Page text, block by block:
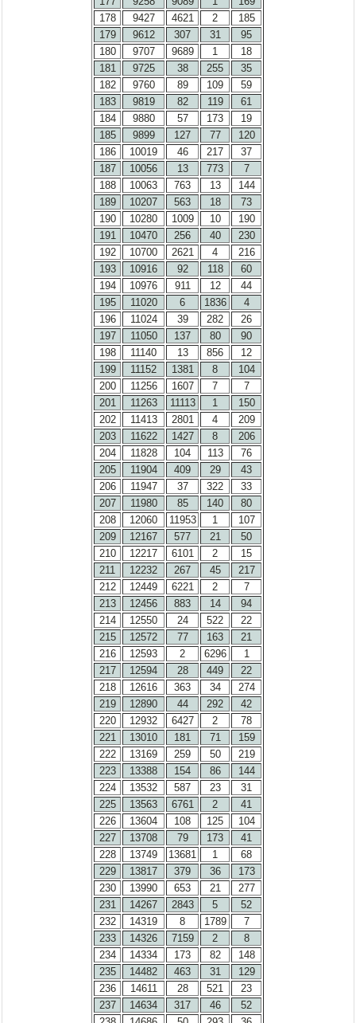
178
9427 4621 2
185
179
9612 307 31
95
180
9707 9689 1
18
181
9725 38 255
35
182
9760 89 109
59
183
9819 82 119
61
184
9880 57 173
19
185
9899 127 77
120
186
10019 46 217
37
187
10056 13 773
7
188
10063 763 13
144
189
10207 563 18
73
190
10280 1009 10
190
191
10470 256 40
230
192
10700 2621 4
216
193
10916 92 118
60
194
10976 911 12
44
195
11020 6 1836
4
196
11024 39 282
26
197
11050 137 80
90
198
11140 13 856
12
199
11152 1381 8
104
200
11256 1607 7
7
201
11263 11113 1
150
202
11413 2801 4
209
203
11622 1427 8
206
204
11828 104 113
76
205
11904 409 29
43
206
11947 37 322
33
207
11980 85 140
80
208
12060 11953 1
107
209
12167 577 21
50
210
12217 6101 2
15
211
12232 267 45
217
212
12449 6221 2
7
213
12456 883 14
94
214
12550 24 522
22
215
12572 77 163
21
216
12593 2 6296
1
217
12594 28 449
22
218
12616 363 34
274
219
12890 44 292
42
220
12932 6427 2
78
221
13010 181 71
159
222
13169 259 50
219
223
13388 154 86
144
224
13532 587 23
31
225
13563 6761 2
41
226
13604 108 125
104
227
13708 79 173
41
228
13749 13681 1
68
229
13817 379 36
173
230
13990 653 21
277
231
14267 2843 5
52
232
14319 8 1789
7
233
14326 7159 2
8
234
14334 173 82
148
235
14482 463 31
129
236
14611 28 521
23
237
14634 317 46
52